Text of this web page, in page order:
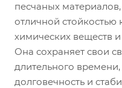
песчаных
отличной стойкостью
химических веществ
Она сохраняет свои
длительного
долговечность и